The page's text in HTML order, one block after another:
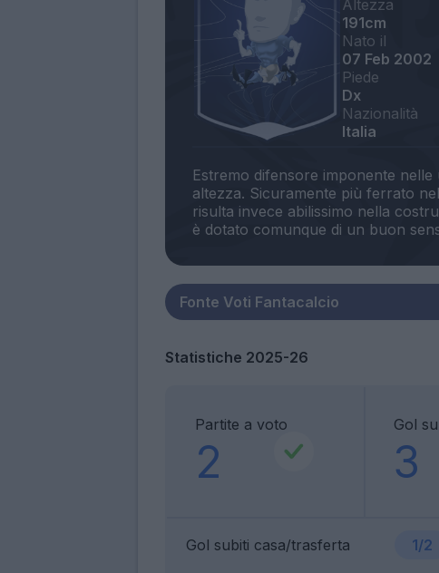
Altezza
191cm
Nato il
07 Feb 2002
Piede
Dx
Nazionalità
Italia
Estremo difensore imponente nelle
altezza. Sicuramente più ferrato
risulta invece abilissimo nella
Statistiche 2025-26
Partite a voto
2
Gol
3
Gol subiti casa/trasferta 1/2